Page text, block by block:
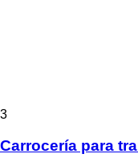
3
Carrocería para